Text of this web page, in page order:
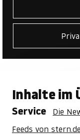
Inhalte im
Service Die
Feeds von stern.de